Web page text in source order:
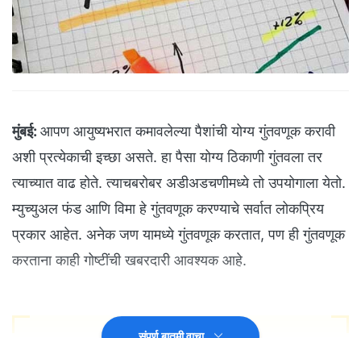
मुंबई: आपण आयुष्यभरात कमावलेल्या पैशांची योग्य गुंतवणूक करावी
अशी प्रत्येकाची इच्छा असते. हा पैसा योग्य ठिकाणी गुंतवला तर
त्याच्यात वाढ होते. त्याचबरोबर अडीअडचणीमध्ये तो उपयोगाला येतो.
म्युच्युअल फंड आणि विमा हे गुंतवणूक करण्याचे सर्वात लोकप्रिय
प्रकार आहेत. अनेक जण यामध्ये गुंतवणूक करतात, पण ही गुंतवणूक
करताना काही गोष्टींची खबरदारी आवश्यक आहे.